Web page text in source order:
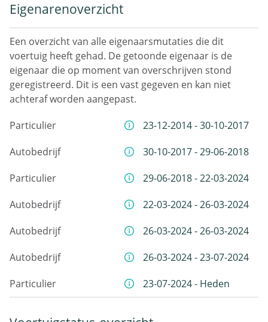
Eigenarenoverzicht
Een overzicht van alle eigenaarsmutaties die dit
voertuig heeft gehad. De getoonde eigenaar is de
eigenaar die op moment van overschrijven stond
geregistreerd. Dit is een vast gegeven en kan niet
achteraf worden aangepast.
Particulier
23-12-2014 - 30-10-2017
Autobedrijf
30-10-2017 - 29-06-2018
Particulier
29-06-2018 - 22-03-2024
Autobedrijf
22-03-2024 - 26-03-2024
Autobedrijf
26-03-2024 - 26-03-2024
Autobedrijf
26-03-2024 - 23-07-2024
Particulier
23-07-2024 - Heden